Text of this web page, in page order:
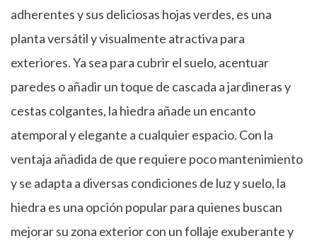
adherentes y sus deliciosas hojas verdes, es una
planta versátil y visualmente atractiva para
exteriores. Ya sea para cubrir el suelo, acentuar
paredes o añadir un toque de cascada a jardineras y
cestas colgantes, la hiedra añade un encanto
atemporal y elegante a cualquier espacio. Con la
ventaja añadida de que requiere poco mantenimiento
y se adapta a diversas condiciones de luz y suelo, la
hiedra es una opción popular para quienes buscan
mejorar su zona exterior con un follaje exuberante y